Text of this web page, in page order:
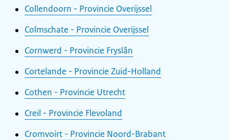
Collendoorn - Provincie Overijssel
Colmschate - Provincie Overijssel
Cornwerd - Provincie Fryslân
Cortelande - Provincie Zuid-Holland
Cothen - Provincie Utrecht
Creil - Provincie Flevoland
Cromvoirt - Provincie Noord-Brabant